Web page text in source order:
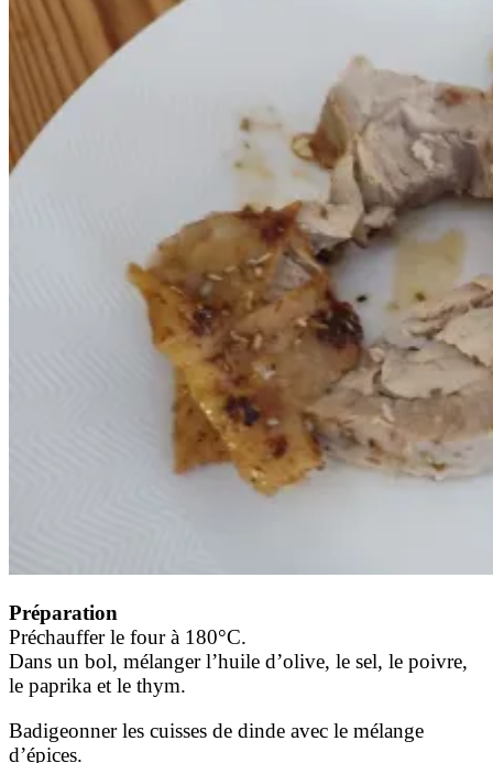
Préparation
Préchauffer le four à 180°C.
Dans un bol, mélanger l’huile d’olive, le sel, le poivre,
le paprika et le thym.
Badigeonner les cuisses de dinde avec le mélange
d’épices.